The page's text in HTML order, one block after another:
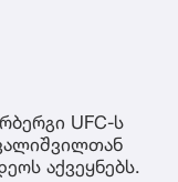
UFC-ს
აქვეყნებს.